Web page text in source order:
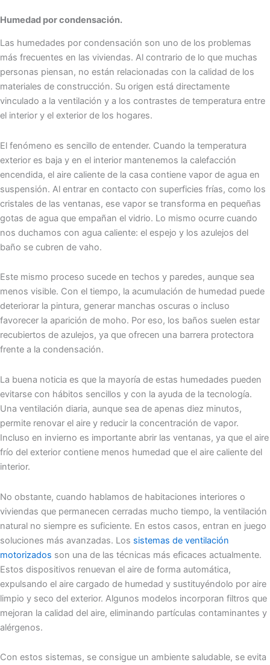
Humedad por condensación.
Las humedades por condensación son uno de los problemas
más frecuentes en las viviendas. Al contrario de lo que muchas
personas piensan, no están relacionadas con la calidad de los
materiales de construcción. Su origen está directamente
vinculado a la ventilación y a los contrastes de temperatura entre
el interior y el exterior de los hogares.
El fenómeno es sencillo de entender. Cuando la temperatura
exterior es baja y en el interior mantenemos la calefacción
encendida, el aire caliente de la casa contiene vapor de agua en
suspensión. Al entrar en contacto con superficies frías, como los
cristales de las ventanas, ese vapor se transforma en pequeñas
gotas de agua que empañan el vidrio. Lo mismo ocurre cuando
nos duchamos con agua caliente: el espejo y los azulejos del
baño se cubren de vaho.
Este mismo proceso sucede en techos y paredes, aunque sea
menos visible. Con el tiempo, la acumulación de humedad puede
deteriorar la pintura, generar manchas oscuras o incluso
favorecer la aparición de moho. Por eso, los baños suelen estar
recubiertos de azulejos, ya que ofrecen una barrera protectora
frente a la condensación.
La buena noticia es que la mayoría de estas humedades pueden
evitarse con hábitos sencillos y con la ayuda de la tecnología.
Una ventilación diaria, aunque sea de apenas diez minutos,
permite renovar el aire y reducir la concentración de vapor.
Incluso en invierno es importante abrir las ventanas, ya que el aire
frío del exterior contiene menos humedad que el aire caliente del
interior.
No obstante, cuando hablamos de habitaciones interiores o
viviendas que permanecen cerradas mucho tiempo, la ventilación
natural no siempre es suficiente. En estos casos, entran en juego
soluciones más avanzadas. Los sistemas de ventilación
motorizados son una de las técnicas más eficaces actualmente.
Estos dispositivos renuevan el aire de forma automática,
expulsando el aire cargado de humedad y sustituyéndolo por aire
limpio y seco del exterior. Algunos modelos incorporan filtros que
mejoran la calidad del aire, eliminando partículas contaminantes y
alérgenos.
Con estos sistemas, se consigue un ambiente saludable, se evita